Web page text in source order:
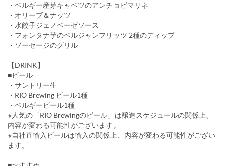
・ベルギー産芽キャベツのアンチョビマリネ
・オリーブ＆ナッツ
・水餃子ジェノベーゼソース
・フォンタナ芋のベルジャンフリッツ 2種のディップ
・ソーセージのグリル
【DRINK】
■ビール
・サントリー生
・RIO Brewing ビール1種
・ベルギービール1種
※人気の「RIO Brewingのビール」は醸造スケジュールの関係上、
内容が変わる可能性がございます。
※自社直輸入ビールは輸入の関係上、内容が変わる可能性がござい
ます。